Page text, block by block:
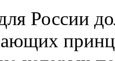
России